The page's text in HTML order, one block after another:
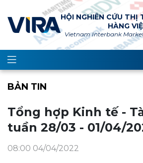
HỘI NGHIÊN CỨU THỊ
HÀNG
Vietnam Interbank
BẢN TIN
Tổng hợp Kinh tế -
tuần 28/03 - 01/04/
08:00 04/04/2022